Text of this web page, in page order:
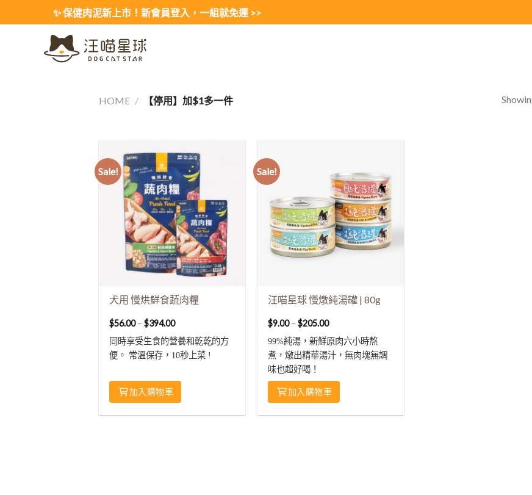
to
✨ 保健肉泥新上市！新會員登入，一組就免運 >>
HOME / 【停用】加$1多一件
Sale!
犬用 慢烘鮮食蔬肉糧
$56.00–$394.00
同時享受生食的營養和乾乾的方
便。 常溫保存，10秒上菜 !
加入購物車
Sale!
汪喵星球 慢燉純湯罐 | 80g
$9.00–$205.00
99%純湯，新鮮原肉六小時熬
煮，燉出精華湯汁，無肉塊無調
味也超好喝！
加入購物車